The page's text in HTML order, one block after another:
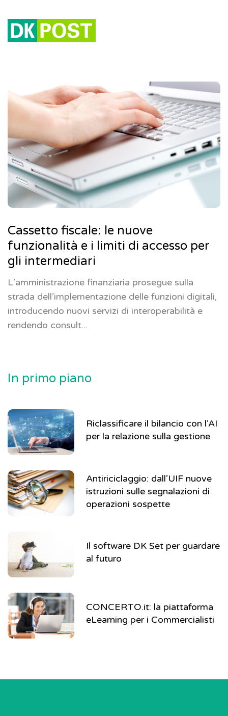
Cassetto fiscale: le nuove
funzionalità e i limiti di accesso per
gli intermediari
L’amministrazione finanziaria prosegue sulla
strada dell’implementazione delle funzioni digitali,
introducendo nuovi servizi di interoperabilità e
rendendo consult...
In primo piano
Riclassificare il bilancio con l’AI
per la relazione sulla gestione
Antiriciclaggio: dall’UIF nuove
istruzioni sulle segnalazioni di
operazioni sospette
Il software DK Set per guardare
al futuro
CONCERTO.it: la piattaforma
eLearning per i Commercialisti